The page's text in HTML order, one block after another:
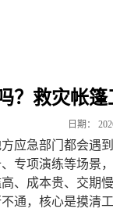
？救灾帐
日期：
应急部门都会遇
专项演练等场景
、成本贵、交期
通，核心是摸清